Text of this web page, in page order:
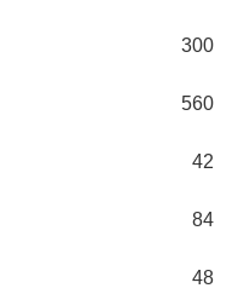
300
560
42
84
48